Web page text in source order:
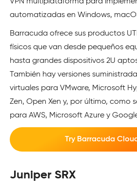
automatizadas en Windows,
Barracuda ofrece sus productos
físicos que van desde pequeños
hasta grandes dispositivos 2U
También hay versiones
virtuales para VMware, Microsoft
Zen, Open Xen y, por último, como
para AWS, Microsoft Azure y
Try Barracuda
Juniper SRX